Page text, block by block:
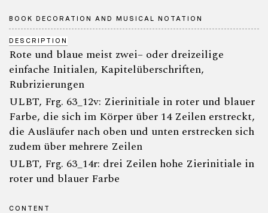
BOOK DECORATION AND MUSICAL NOTATION
DESCRIPTION
Rote und blaue meist zwei– oder dreizeilige
einfache Initialen, Kapitelüberschriften,
Rubrizierungen
ULBT, Frg. 63_12v: Zierinitiale in roter und blauer
Farbe, die sich im Körper über 14 Zeilen erstreckt,
die Ausläufer nach oben und unten erstrecken sich
zudem über mehrere Zeilen
ULBT, Frg. 63_14r: drei Zeilen hohe Zierinitiale in
roter und blauer Farbe
CONTENT